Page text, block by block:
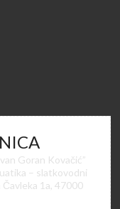
Goran Kovačić”
– slatkovodni
Čavleka 1a, 47000